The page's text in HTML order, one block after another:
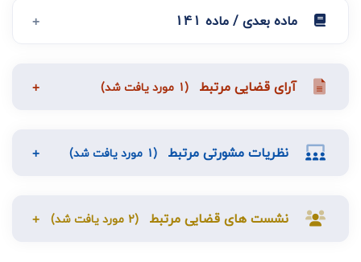
ماده بعدی / ماده 141
آرای قضایی مرتبط (1 مورد یافت شد)
نظریات مشورتی مرتبط (1 مورد یافت شد)
نشست های قضایی مرتبط (2 مورد یافت شد)